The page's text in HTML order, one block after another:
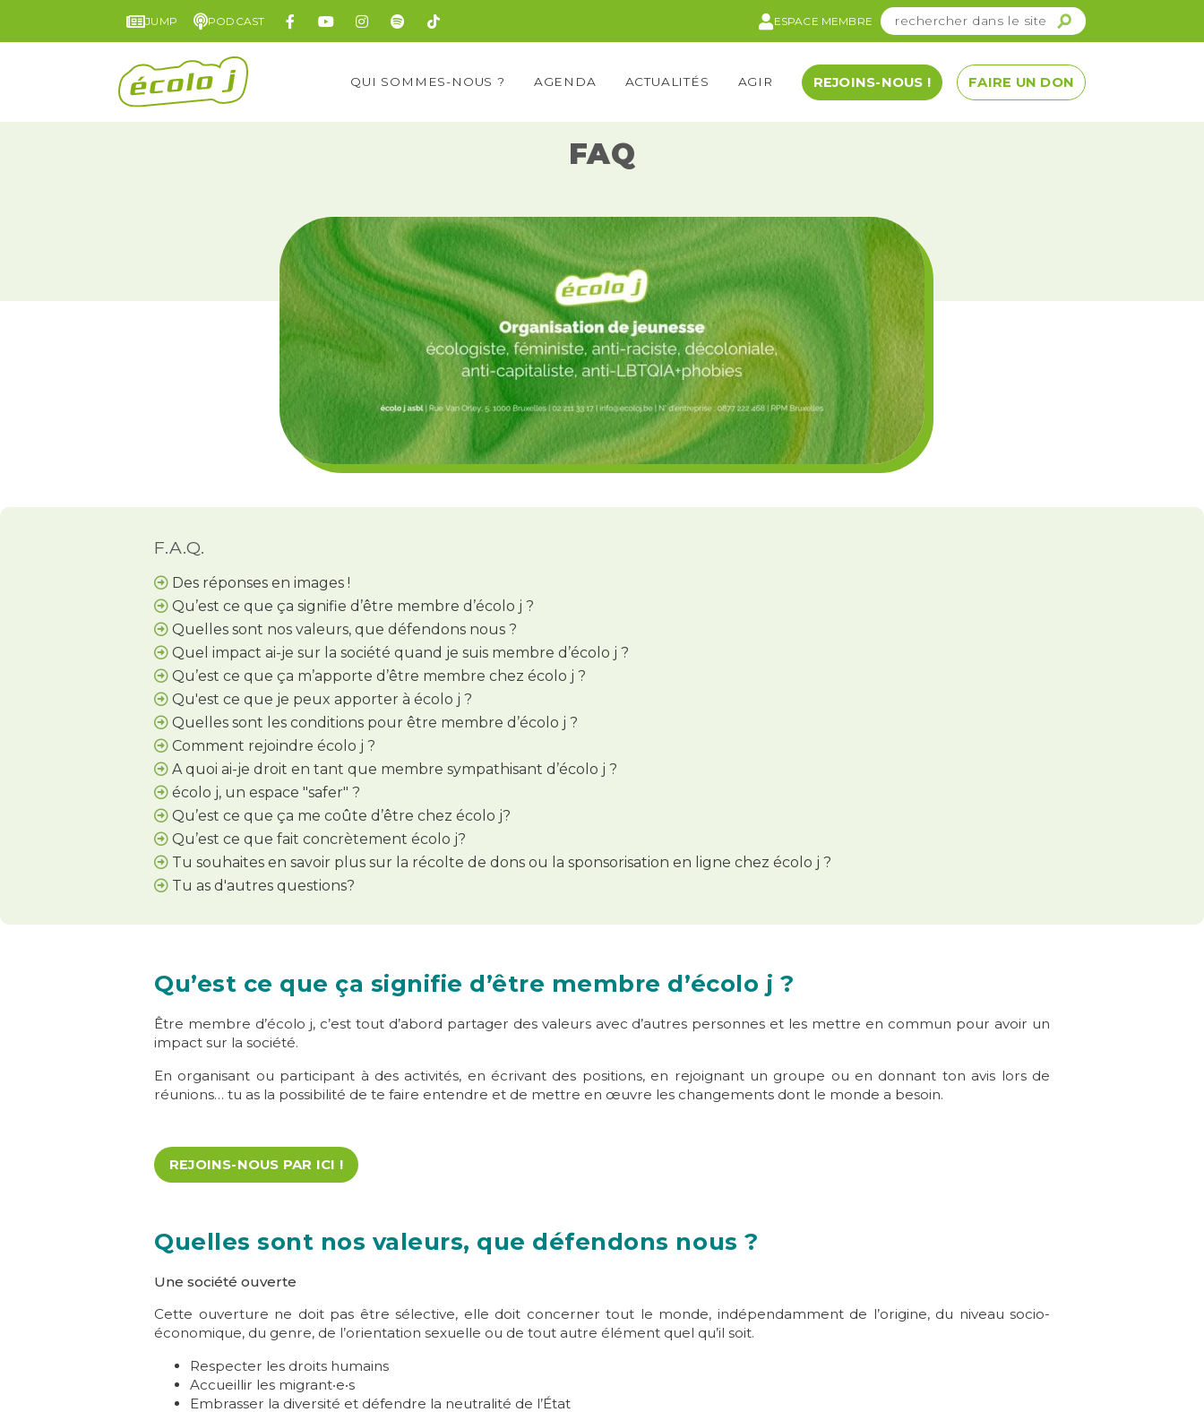
JUMP PODCAST ESPACE MEMBRE
QUI SOMMES-NOUS ? AGENDA ACTUALITÉS AGIR REJOINS-NOUS ! FAIRE UN DON
FAQ
F.A.Q.
Des réponses en images !
Qu’est ce que ça signifie d’être membre d’écolo j ?
Quelles sont nos valeurs, que défendons nous ?
Quel impact ai-je sur la société quand je suis membre d’écolo j ?
Qu’est ce que ça m’apporte d’être membre chez écolo j ?
Qu'est ce que je peux apporter à écolo j ?
Quelles sont les conditions pour être membre d’écolo j ?
Comment rejoindre écolo j ?
A quoi ai-je droit en tant que membre sympathisant d’écolo j ?
écolo j, un espace "safer" ?
Qu’est ce que ça me coûte d’être chez écolo j?
Qu’est ce que fait concrètement écolo j?
Tu souhaites en savoir plus sur la récolte de dons ou la sponsorisation en ligne chez écolo j ?
Tu as d'autres questions?
Qu’est ce que ça signifie d’être membre d’écolo j ?
Être membre d’écolo j, c’est tout d’abord partager des valeursavec d’autres personnes et les mettre en commun pour avoir un
impact sur la société.
En organisant ou participant à des activités, en écrivant des positions, en rejoignant un groupe ou en donnant ton avis lors de
réunions… tu as la possibilité de te faire entendre et de mettre en œuvre les changements dont le monde a besoin.
REJOINS-NOUS PAR ICI !
Quelles sont nos valeurs, que défendons nous ?
Une société ouverte
Cette ouverture ne doit pas être sélective, elle doit concerner tout le monde, indépendamment de l’origine, du niveau socio-
économique, du genre, de l’orientation sexuelle ou de tout autre élément quel qu’il soit.
Respecter les droits humains
Accueillir les migrant‧e‧s
Embrasser la diversité et défendre la neutralité de l’État